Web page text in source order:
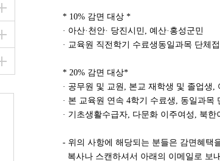
* 10% 감면 대상 *
· 아산·천안· 당진시민, 예산·홍성군민
· 교육원 직전학기 수료생동일과목 단체
* 20% 감면 대상*
· 공무원 및 교원, 본교 재학생 및 졸업생,
· 본 교육원 연속 4학기 수료생, 동일과목
· 기초생활수급자, 다문화 이주여성, 북한
- 위의 사항에 해당되는 분들은 감면혜택
복사나 스캔하셔서 아래의 이메일로 보